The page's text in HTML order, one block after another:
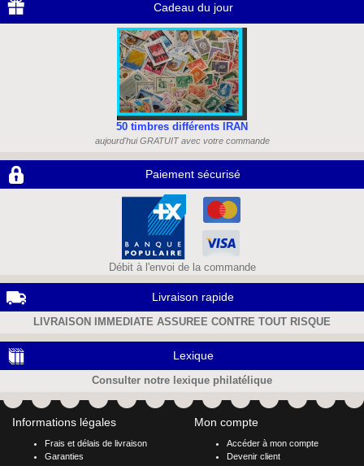
Cadeau du jour
50 timbres différents IRAN
aujourd'hui GRATUIT avec votre commande
Paiement sécurisé
Débit à l'envoi de la commande
Livraison rapide
LIVRAISON IMMEDIATE ASSUREE CONTRE TOUT RISQUE
Lexique
Consulter notre lexique philatélique
Informations légales
Frais et délais de livraison
Garanties
Mon compte
Accéder à mon compte
Devenir client